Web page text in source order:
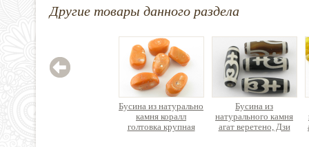
Другие товары данного раздела
Бусина из натурально
камня коралл
голтовка крупная
Бусина из
натурального камня
агат веретено, Дзи